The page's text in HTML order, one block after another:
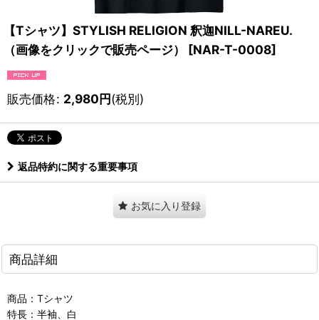
【Tシャツ】STYLISH RELIGION 釈迦NILL-NAREU.
（画像をクリックで販売ページ）
[NAR-T-0008]
販売価格: 2,980円(税別)
返品特約に関する重要事項
お気に入り登録
商品詳細
商品：Tシャツ
特長：半袖、白